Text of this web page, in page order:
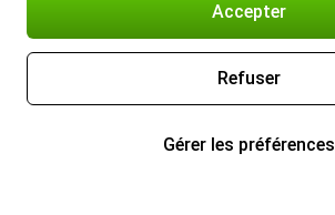
Accepter
Refuser
Gérer les préférences